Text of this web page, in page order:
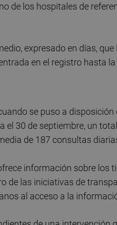
de los hospitales de
expresado en días,
en el registro hasta
se puso a
el 30 de septiembre, un
de 187 consultas
información sobre los
de las iniciativas de
al acceso a la